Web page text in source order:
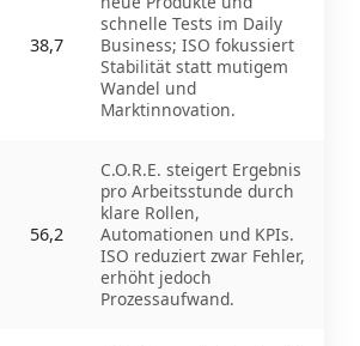
38,7
schnelle Tests im Daily
Business; ISO fokussiert
Stabilität statt mutigem
Wandel und
Marktinnovation.
56,2
C.O.R.E. steigert Ergebnis
pro Arbeitsstunde durch
klare Rollen,
Automationen und KPIs.
ISO reduziert zwar Fehler,
erhöht jedoch
Prozessaufwand.